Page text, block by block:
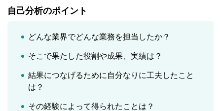
自己分析のポイント
どんな業界でどんな業務を担当したか？
そこで果たした役割や成果、実績は？
結果につなげるために自分なりに工夫したこと
は？
その経験によって得られたことは？